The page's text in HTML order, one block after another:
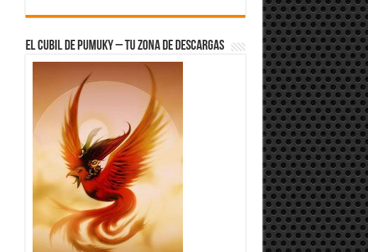
El Cubil de Pumuky – Tu zona de Descargas